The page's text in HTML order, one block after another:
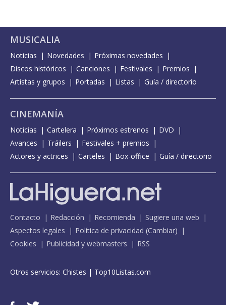
MUSICALIA
Noticias Novedades
Próximas novedades
Discos históricos
Canciones Festivales
Premios
Artistas y grupos
Portadas Listas Guía / directorio
CINEMANÍA
Noticias Cartelera Próximos estrenos
DVD
Avances
Tráilers
Festivales + premios
Actores y actrices
Carteles Box-office Guía / directorio
Contacto Redacción Recomienda
Sugiere una web
Aspectos legales
Política de privacidad (Cambiar)
Cookies
Publicidad y webmasters RSS
Otros servicios: Chistes | Top10Listas.com